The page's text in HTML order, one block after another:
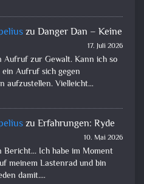
zu Danger Dan – Keine
17. Juli 2026
Aufruf zur Gewalt. Kann ich so
Aufruf sich gegen
aufzustellen. Vielleicht…
zu Erfahrungen: Ryde
10. Mai 2026
Ich habe im Moment
meinem Lastenrad und bin
damit.…